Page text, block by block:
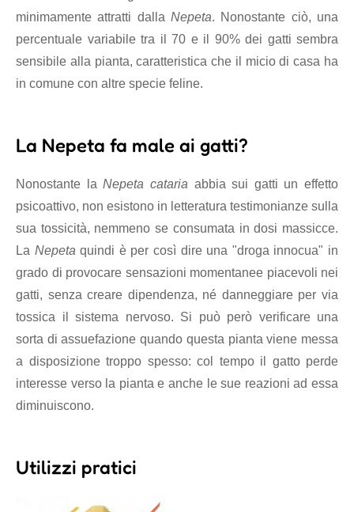
minimamente attratti dalla Nepeta. Nonostante ciò, una
percentuale variabile tra il 70 e il 90% dei gatti sembra
sensibile alla pianta, caratteristica che il micio di casa ha
in comune con altre specie feline.
La Nepeta fa male ai gatti?
Nonostante laNepeta cataria abbia sui gatti un effetto
psicoattivo, non esistono in letteratura testimonianze sulla
sua tossicità, nemmeno se consumata in dosi massicce.
La Nepeta quindi è per così dire una "droga innocua" in
grado di provocare sensazioni momentanee piacevoli nei
gatti, senza creare dipendenza, né danneggiare per via
tossica il sistema nervoso. Si può però verificare una
sorta di assuefazione quando questa pianta viene messa
a disposizione troppo spesso: col tempo il gatto perde
interesse verso la pianta e anche le sue reazioni ad essa
diminuiscono.
Utilizzi pratici